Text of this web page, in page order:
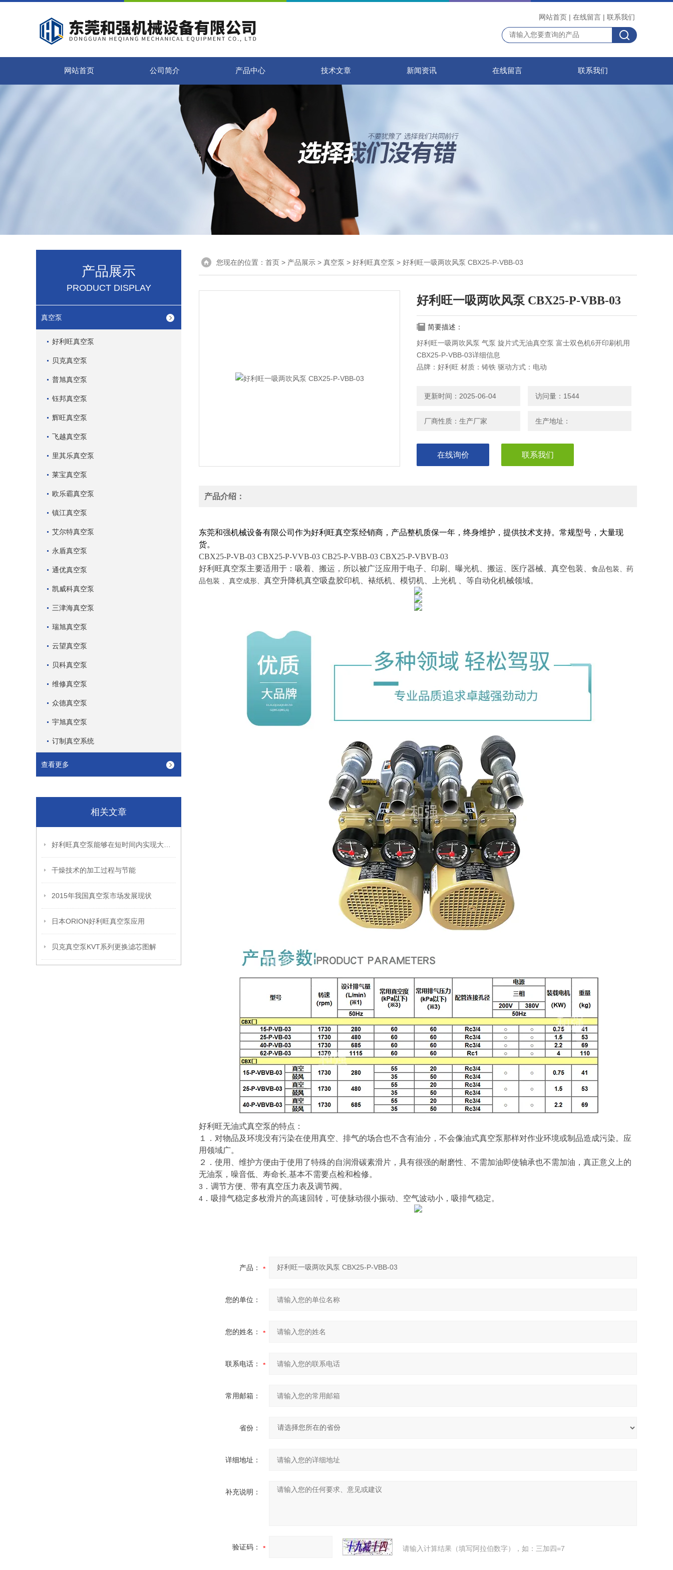
网站首页 | 在线留言 | 联系我们
网站首页 公司简介 产品中心 技术文章 新闻资讯 在线留言 联系我们
产品展示
PRODUCT DISPLAY
真空泵
好利旺真空泵
贝克真空泵
普旭真空泵
钰邦真空泵
辉旺真空泵
飞越真空泵
里其乐真空泵
莱宝真空泵
欧乐霸真空泵
镇江真空泵
艾尔特真空泵
永盾真空泵
通优真空泵
凯威科真空泵
三津海真空泵
瑞旭真空泵
云望真空泵
贝科真空泵
维修真空泵
众德真空泵
宇旭真空泵
订制真空系统
查看更多
相关文章
干燥技术的加工过程与节能
2015年我国真空泵市场发展现状
日本ORION好利旺真空泵应用
贝克真空泵KVT系列更换滤芯图解
您现在的位置： 首页 > 产品展示 > 真空泵 > 好利旺真空泵 > 好利旺一吸两吹风泵 CBX25-P-VBB-03
好利旺一吸两吹风泵 CBX25-P-VBB-03
简要描述：
好利旺一吸两吹风泵 气泵 旋片式无油真空泵 富士双色机6开印刷机用
CBX25-P-VBB-03详细信息
品牌：好利旺 材质：铸铁 驱动方式：电动
更新时间：2025-06-04 访问量：1544
厂商性质：生产厂家 生产地址：
在线询价 联系我们
产品介绍：
东莞和强机械设备有限公司作为好利旺真空泵经销商，产品整机质保一年，终身维护，提供技术支持。常规型号，大量现
货。
CBX25-P-VB-03 CBX25-P-VVB-03 CB25-P-VBB-03 CBX25-P-VBVB-03
好利旺真空泵主要适用于：吸着、搬运，所以被广泛应用于电子、印刷、曝光机、搬运、医疗器械、真空包装
食品包装、药
品包装
、真空成形、 真空升降机真空吸盘胶印机、裱纸机、模切机、上光机 、等自动化机械领域。
好利旺无油式真空泵的特点：
１．对物品及环境没有污染在使用真空、排气的场合也不含有油分，不会像油式真空泵那样对作业环境或制品造成污染。应
用领域广。
２．使用、维护方便由于使用了特殊的自润滑碳素滑片，具有很强的耐磨性、不需加油即使轴承也不需加油，真正意义上的
无油泵，噪音低、寿命长 基本不需要点检和检修。
3 ．调节方便、带有真空压力表及调节阀。
4 ．吸排气稳定多枚滑片的高速回转，可使脉动很小振动、空气波动小，吸排气稳定。
产品：
您的单位：
您的姓名：
联系电话：
常用邮箱：
省份：
详细地址：
补充说明：
验证码： 请输入计算结果（填写阿拉伯数字），如：三加四=7